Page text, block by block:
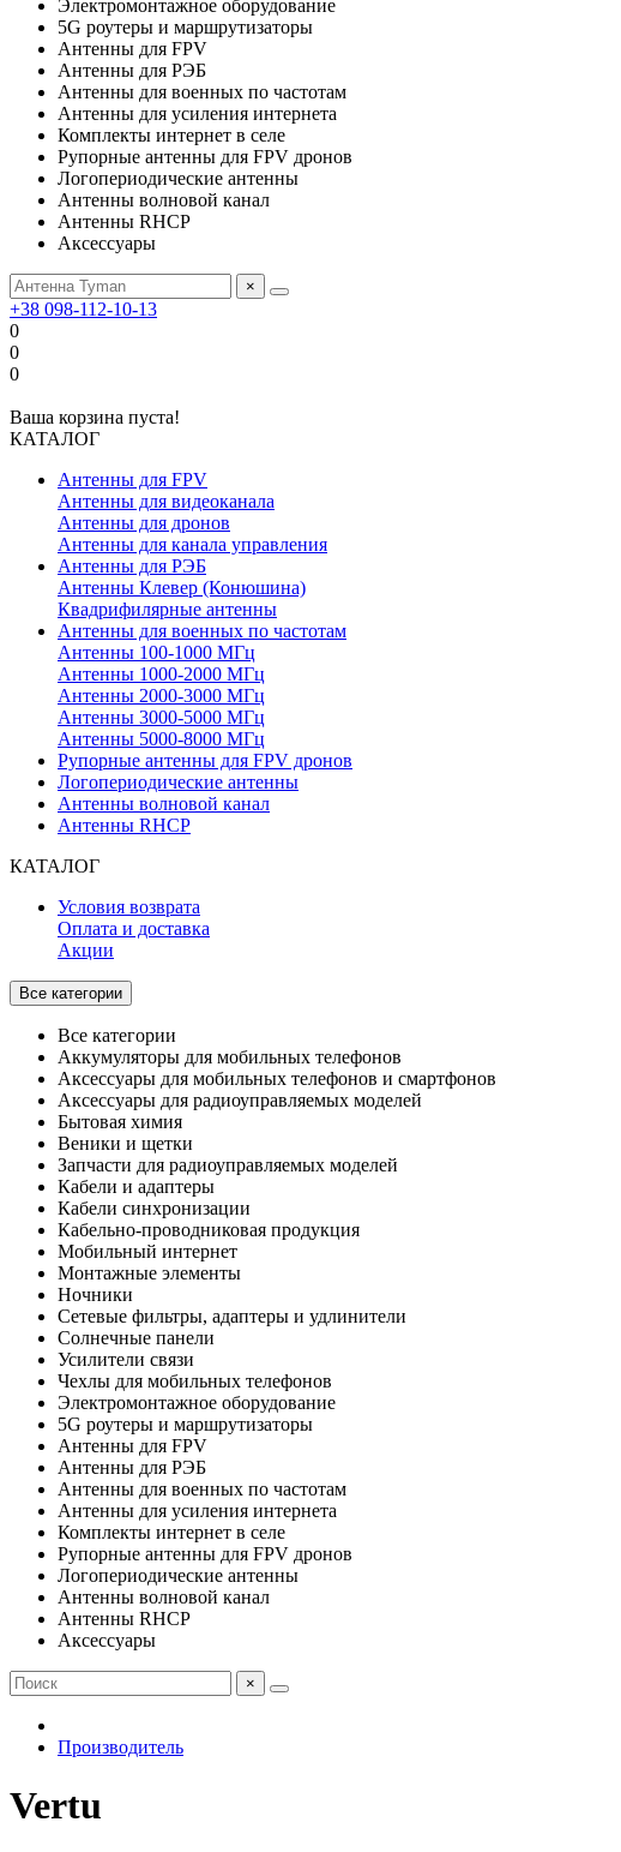
Электромонтажное оборудование
5G роутеры и маршрутизаторы
Антенны для FPV
Антенны для РЭБ
Антенны для военных по частотам
Антенны для усиления интернета
Комплекты интернет в селе
Рупорные антенны для FPV дронов
Логопериодические антенны
Антенны волновой канал
Антенны RHCP
Аксессуары
×
+38 098-112-10-13
0
0
0
Ваша корзина пуста!
КАТАЛОГ
Антенны для FPV
Антенны для видеоканала
Антенны для дронов
Антенны для канала управления
Антенны для РЭБ
Антенны Клевер (Конюшина)
Квадрифилярные антенны
Антенны для военных по частотам
Антенны 100-1000 МГц
Антенны 1000-2000 МГц
Антенны 2000-3000 МГц
Антенны 3000-5000 МГц
Антенны 5000-8000 МГц
Рупорные антенны для FPV дронов
Логопериодические антенны
Антенны волновой канал
Антенны RHCP
КАТАЛОГ
Условия возврата
Оплата и доставка
Акции
Все категории
Все категории
Аккумуляторы для мобильных телефонов
Аксессуары для мобильных телефонов и смартфонов
Аксессуары для радиоуправляемых моделей
Бытовая химия
Веники и щетки
Запчасти для радиоуправляемых моделей
Кабели и адаптеры
Кабели синхронизации
Кабельно-проводниковая продукция
Мобильный интернет
Монтажные элементы
Ночники
Сетевые фильтры, адаптеры и удлинители
Солнечные панели
Усилители связи
Чехлы для мобильных телефонов
Электромонтажное оборудование
5G роутеры и маршрутизаторы
Антенны для FPV
Антенны для РЭБ
Антенны для военных по частотам
Антенны для усиления интернета
Комплекты интернет в селе
Рупорные антенны для FPV дронов
Логопериодические антенны
Антенны волновой канал
Антенны RHCP
Аксессуары
×
Производитель
Vertu